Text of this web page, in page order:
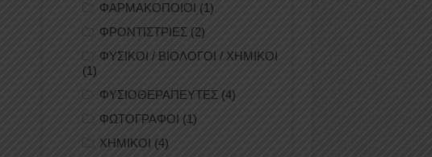
ΦΑΡΜΑΚΟΠΟΙΟΙ (1)
ΦΡΟΝΤΙΣΤΡΙΕΣ (2)
ΦΥΣΙΚΟΙ / ΒΙΟΛΟΓΟΙ / ΧΗΜΙΚΟΙ
(1)
ΦΥΣΙΟΘΕΡΑΠΕΥΤΕΣ (4)
ΦΩΤΟΓΡΑΦΟΙ (1)
ΧΗΜΙΚΟΙ (4)